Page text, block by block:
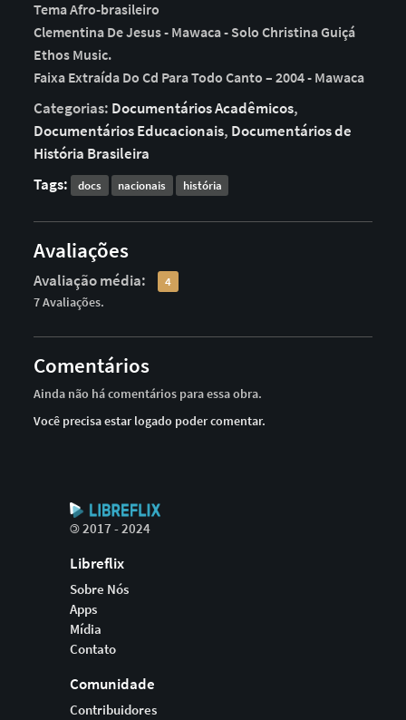
Tema Afro-brasileiro
Clementina De Jesus - Mawaca - Solo Christina Guiçá
Ethos Music.
Faixa Extraída Do Cd Para Todo Canto – 2004 - Mawaca
Categorias: Documentários Acadêmicos,
Documentários Educacionais, Documentários de
História Brasileira
Tags:
docs nacionais história
Avaliações
Avaliação média: 4
7 Avaliações.
Comentários
Ainda não há comentários para essa obra.
Você precisa estar logado poder comentar.
©2017 - 2024
Libreflix
Sobre Nós
Apps
Mídia
Contato
Comunidade
Contribuidores